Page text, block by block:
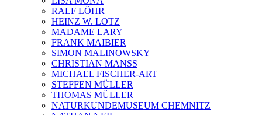
RALF LÖHR
HEINZ W. LOTZ
MADAME LARY
FRANK MAIBIER
SIMON MALINOWSKY
CHRISTIAN MANSS
MICHAEL FISCHER-ART
STEFFEN MÜLLER
THOMAS MÜLLER
NATURKUNDEMUSEUM CHEMNITZ